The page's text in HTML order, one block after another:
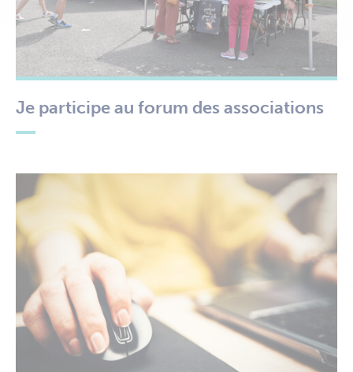
Je participe au forum des associations